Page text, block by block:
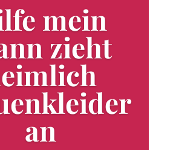
mein
zieht
an